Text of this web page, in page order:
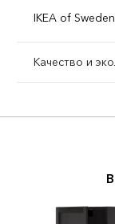
IKEA of Sweden
Качество и